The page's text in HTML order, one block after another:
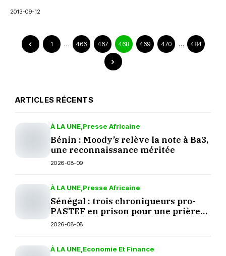
2013-09-12
1 … 466 467 468 469 470 … 484
ARTICLES RÉCENTS
À LA UNE Presse Africaine
Bénin : Moody’s relève la note à Ba3,
une reconnaissance méritée
2026-08-09
À LA UNE Presse Africaine
Sénégal : trois chroniqueurs pro-
PASTEF en prison pour une prière
sur TikTok
2026-08-08
À LA UNE Economie Et Finance